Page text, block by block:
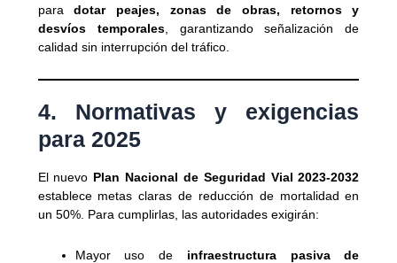
paradotar peajes, zonas de obras, retornos y
desvíos temporales, garantizando señalización de
calidad sin interrupción del tráfico.
4. Normativas y exigencias
para 2025
El nuevo Plan Nacional de Seguridad Vial 2023-2032
establece metas claras de reducción de mortalidad en
un 50%. Para cumplirlas, las autoridades exigirán:
Mayor uso de infraestructura pasiva de